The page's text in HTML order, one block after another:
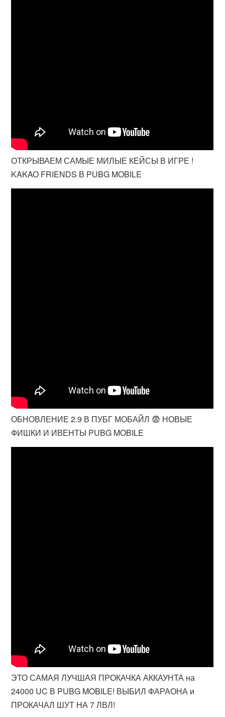
ОТКРЫВАЕМ САМЫЕ МИЛЫЕ КЕЙСЫ В ИГРЕ !
KAKAO FRIENDS В PUBG MOBILE
ОБНОВЛЕНИЕ 2.9 В ПУБГ МОБАЙЛ 😨 НОВЫЕ
ФИШКИ И ИВЕНТЫ PUBG MOBILE
ЭТО САМАЯ ЛУЧШАЯ ПРОКАЧКА АККАУНТА на
24000 UC В PUBG MOBILE! ВЫБИЛ ФАРАОНА и
ПРОКАЧАЛ ШУТ НА 7 ЛВЛ!